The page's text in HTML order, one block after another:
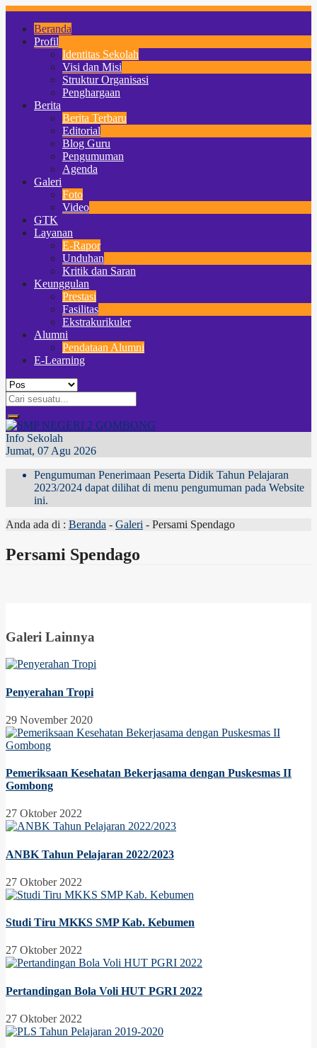
Beranda
Profil
Identitas Sekolah
Visi dan Misi
Struktur Organisasi
Penghargaan
Berita
Berita Terbaru
Editorial
Blog Guru
Pengumuman
Agenda
Galeri
Foto
Video
GTK
Layanan
E-Rapor
Unduhan
Kritik dan Saran
Keunggulan
Prestasi
Fasilitas
Ekstrakurikuler
Alumni
Pendataan Alumni
E-Learning
Info Sekolah
Jumat, 07 Agu 2026
Pengumuman Penerimaan Peserta Didik Tahun Pelajaran
2023/2024 dapat dilihat di menu pengumuman pada Website
ini.
Anda ada di : Beranda - Galeri - Persami Spendago
Persami Spendago
Galeri Lainnya
Penyerahan Tropi
29 November 2020
Pemeriksaan Kesehatan Bekerjasama dengan Puskesmas II
Gombong
27 Oktober 2022
ANBK Tahun Pelajaran 2022/2023
27 Oktober 2022
Studi Tiru MKKS SMP Kab. Kebumen
27 Oktober 2022
Pertandingan Bola Voli HUT PGRI 2022
27 Oktober 2022